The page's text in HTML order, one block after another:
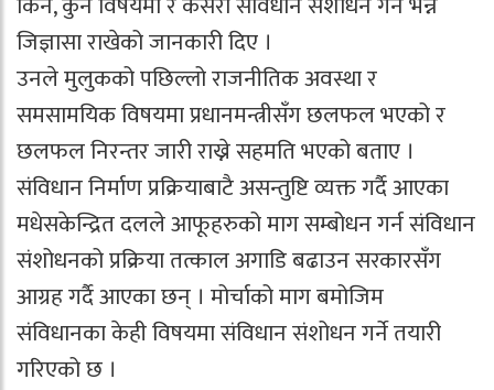
जिज्ञासा राखेको जानकारी दिए ।
उनले मुलुकको पछिल्लो राजनीतिक अवस्था र
समसामयिक विषयमा प्रधानमन्त्रीसँग छलफल भएको र
छलफल निरन्तर जारी राख्ने सहमति भएको बताए ।
संविधान निर्माण प्रक्रियाबाटै असन्तुष्टि व्यक्त गर्दै आएका
मधेसकेन्द्रित दलले आफूहरुको माग सम्बोधन गर्न संविधान
संशोधनको प्रक्रिया तत्काल अगाडि बढाउन सरकारसँग
आग्रह गर्दै आएका छन् । मोर्चाको माग बमोजिम
संविधानका केही विषयमा संविधान संशोधन गर्ने तयारी
गरिएको छ ।